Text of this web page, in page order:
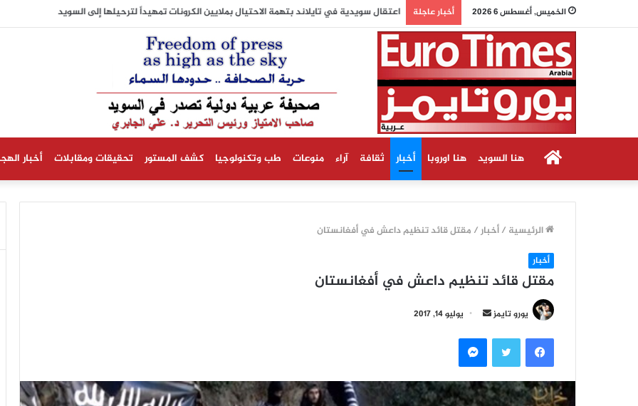
الخميس, أغسطس 6 2026 أخبار عاجلة اعتقال سويدية في تايلاند بتهمة الاحتيال بملايين الكرونات تمهيداً لترحيلها إلى السويد
الرئيسية
هنا السويد هنا اوروبا أخبار ثقافة آراء منوعات طب وتكنولوجيا كشف المستور تحقيقات ومقابلات أخبار
الرئيسية /أخبار/ مقتل قائد تنظيم داعش في أفغانستان
أخبار
مقتل قائد تنظيم داعش في أفغانستان
يورو تايمز
س
ب
ر
يوليو 14, 2017
فيسبوك